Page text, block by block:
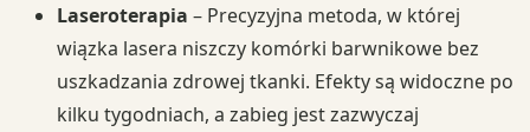
Laseroterapia – Precyzyjna metoda, w której
wiązka lasera niszczy komórki barwnikowe bez
uszkadzania zdrowej tkanki. Efekty są widoczne po
kilku tygodniach, a zabieg jest zazwyczaj